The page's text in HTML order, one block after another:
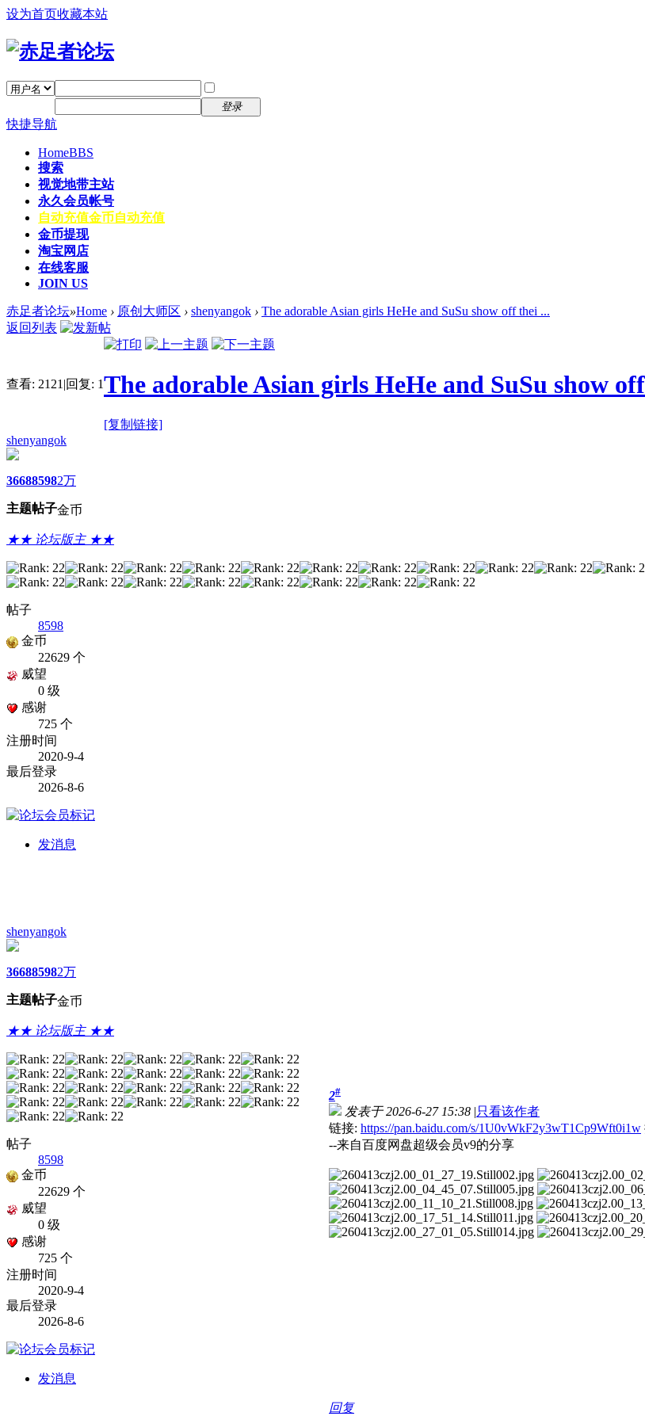
设为首页收藏本站
登录
快捷导航
HomeBBS
搜索
视觉地带主站
永久会员帐号
自动充值金币自动充值
金币提现
淘宝网店
在线客服
JOIN US
赤足者论坛»Home › 原创大师区 › shenyangok › The adorable Asian girls HeHe and SuSu show off thei ...
返回列表
查看: 2121 |回复: 1The adorable Asian girls HeHe and SuSu show
[复制链接]
shenyangok
3668
主题
8598
帖子
2万
金币
★★ 论坛版主 ★★
帖子
8598
金币
22629 个
威望
0 级
感谢
725 个
注册时间
2020-9-4
最后登录
2026-8-6
发消息
shenyangok
3668
主题
8598
帖子
2万
金币
★★ 论坛版主 ★★
帖子
8598
金币
22629 个
威望
0 级
感谢
725 个
注册时间
2020-9-4
最后登录
2026-8-6
发消息
2#
发表于 2026-6-27 15:38 |只看该作者
链接: https://pan.baidu.com/s/1U0vWkF2y3wT1Cp9Wft0i1w
--来自百度网盘超级会员v9的分享
回复